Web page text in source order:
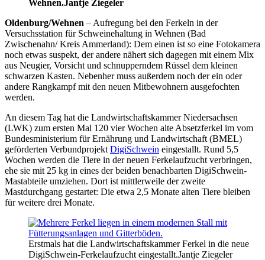
Wehnen.Jantje Ziegeler
Oldenburg/Wehnen – Aufregung bei den Ferkeln in der
Versuchsstation für Schweinehaltung in Wehnen (Bad
Zwischenahn/ Kreis Ammerland): Dem einen ist so eine Fotokamera
noch etwas suspekt, der andere nähert sich dagegen mit einem Mix
aus Neugier, Vorsicht und schnupperndem Rüssel dem kleinen
schwarzen Kasten. Nebenher muss außerdem noch der ein oder
andere Rangkampf mit den neuen Mitbewohnern ausgefochten
werden.
An diesem Tag hat die Landwirtschaftskammer Niedersachsen
(LWK) zum ersten Mal 120 vier Wochen alte Absetzferkel im vom
Bundesministerium für Ernährung und Landwirtschaft (BMEL)
geförderten Verbundprojekt DigiSchwein eingestallt. Rund 5,5
Wochen werden die Tiere in der neuen Ferkelaufzucht verbringen,
ehe sie mit 25 kg in eines der beiden benachbarten DigiSchwein-
Mastabteile umziehen. Dort ist mittlerweile der zweite
Mastdurchgang gestartet: Die etwa 2,5 Monate alten Tiere bleiben
für weitere drei Monate.
Erstmals hat die Landwirtschaftskammer Ferkel in die neue
DigiSchwein-Ferkelaufzucht eingestallt.Jantje Ziegeler